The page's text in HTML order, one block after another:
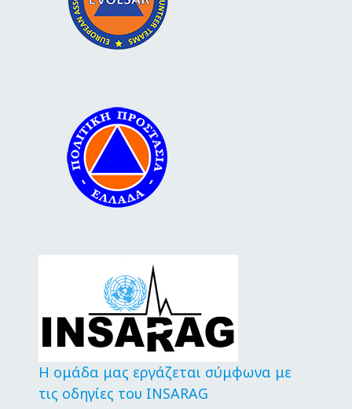
Η ομάδα μας εργάζεται σύμφωνα με
τις οδηγίες του INSARAG